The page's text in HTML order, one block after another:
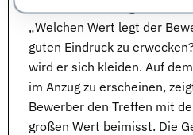
„Welchen Wert legt der
guten Eindruck zu
wird er sich kleiden. Auf
im Anzug zu erscheinen,
Bewerber den Treffen mit
großen Wert beimisst. Die